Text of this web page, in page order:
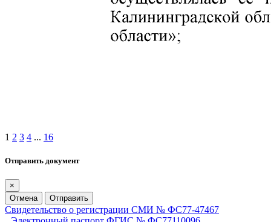
1 2 3 4 ... 16
Отправить документ
×
Отмена
Отправить
Свидетельство о регистрации СМИ № ФС77-47467